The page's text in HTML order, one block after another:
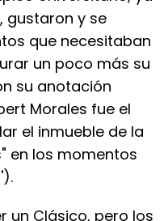
gustaron y se
que necesitaban
un poco más su
su anotación
Morales fue el
el inmueble de la
en los momentos
un Clásico, pero los